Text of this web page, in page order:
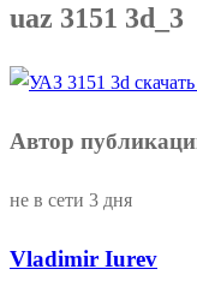
uaz 3151 3d_3
Автор
не в сети 3 дня
Vladimir Iurev